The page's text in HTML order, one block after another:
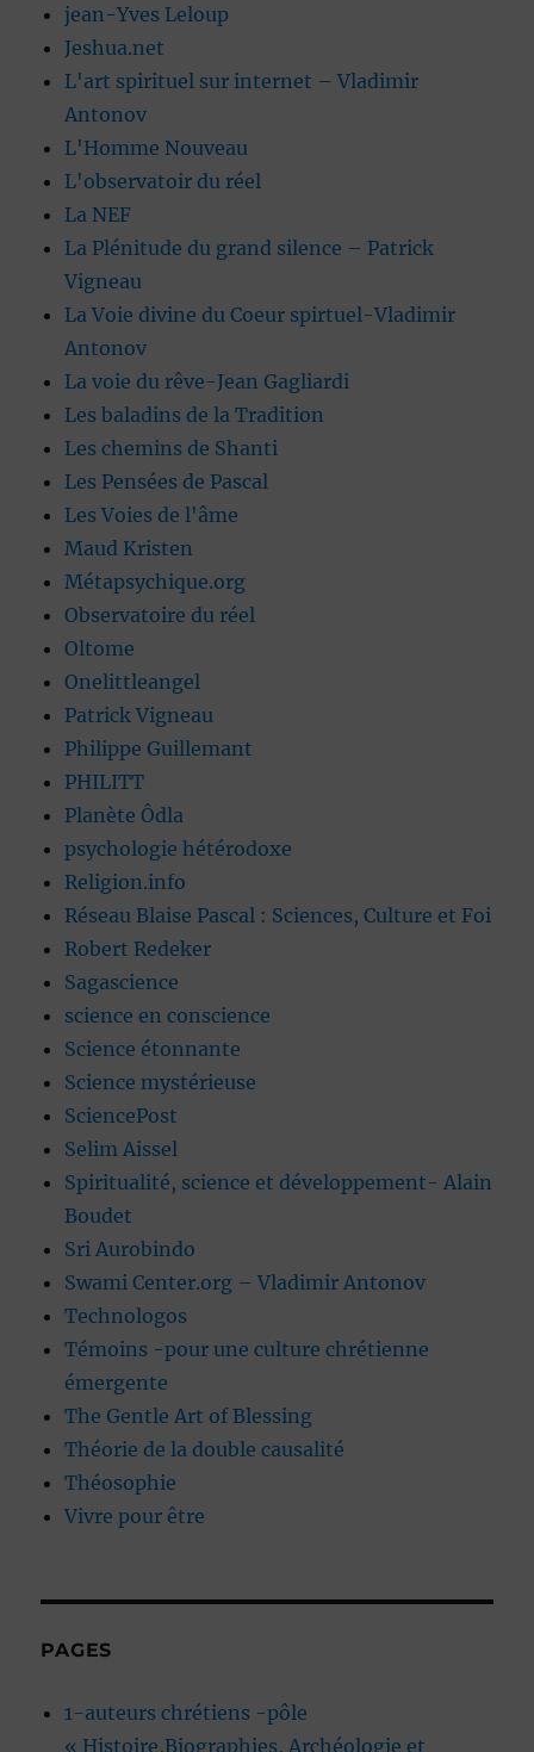
jean-Yves Leloup
Jeshua.net
L'art spirituel sur internet – Vladimir
Antonov
L'Homme Nouveau
L'observatoir du réel
La NEF
La Plénitude du grand silence – Patrick
Vigneau
La Voie divine du Coeur spirtuel-Vladimir
Antonov
La voie du rêve-Jean Gagliardi
Les baladins de la Tradition
Les chemins de Shanti
Les Pensées de Pascal
Les Voies de l'âme
Maud Kristen
Métapsychique.org
Observatoire du réel
Oltome
Onelittleangel
Patrick Vigneau
Philippe Guillemant
PHILITT
Planète Ôdla
psychologie hétérodoxe
Religion.info
Réseau Blaise Pascal : Sciences, Culture et Foi
Robert Redeker
Sagascience
science en conscience
Science étonnante
Science mystérieuse
SciencePost
Selim Aissel
Spiritualité, science et développement- Alain
Boudet
Sri Aurobindo
Swami Center.org – Vladimir Antonov
Technologos
Témoins -pour une culture chrétienne
émergente
The Gentle Art of Blessing
Théorie de la double causalité
Théosophie
Vivre pour être
PAGES
1-auteurs chrétiens -pôle
« Histoire,Biographies, Archéologie et